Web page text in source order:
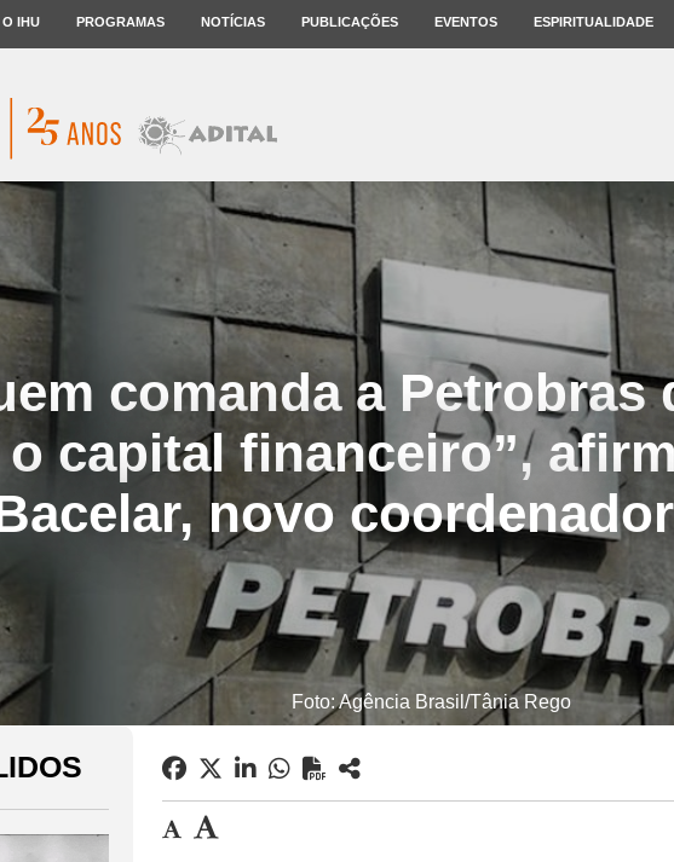
IHU PROGRAMAS NOTÍCIAS PUBLICAÇÕES EVENTOS ESPIRITUALIDADE
comanda a Petrobras
o capital financeiro”,
novo
Foto: Agência Brasil/Tânia Rego